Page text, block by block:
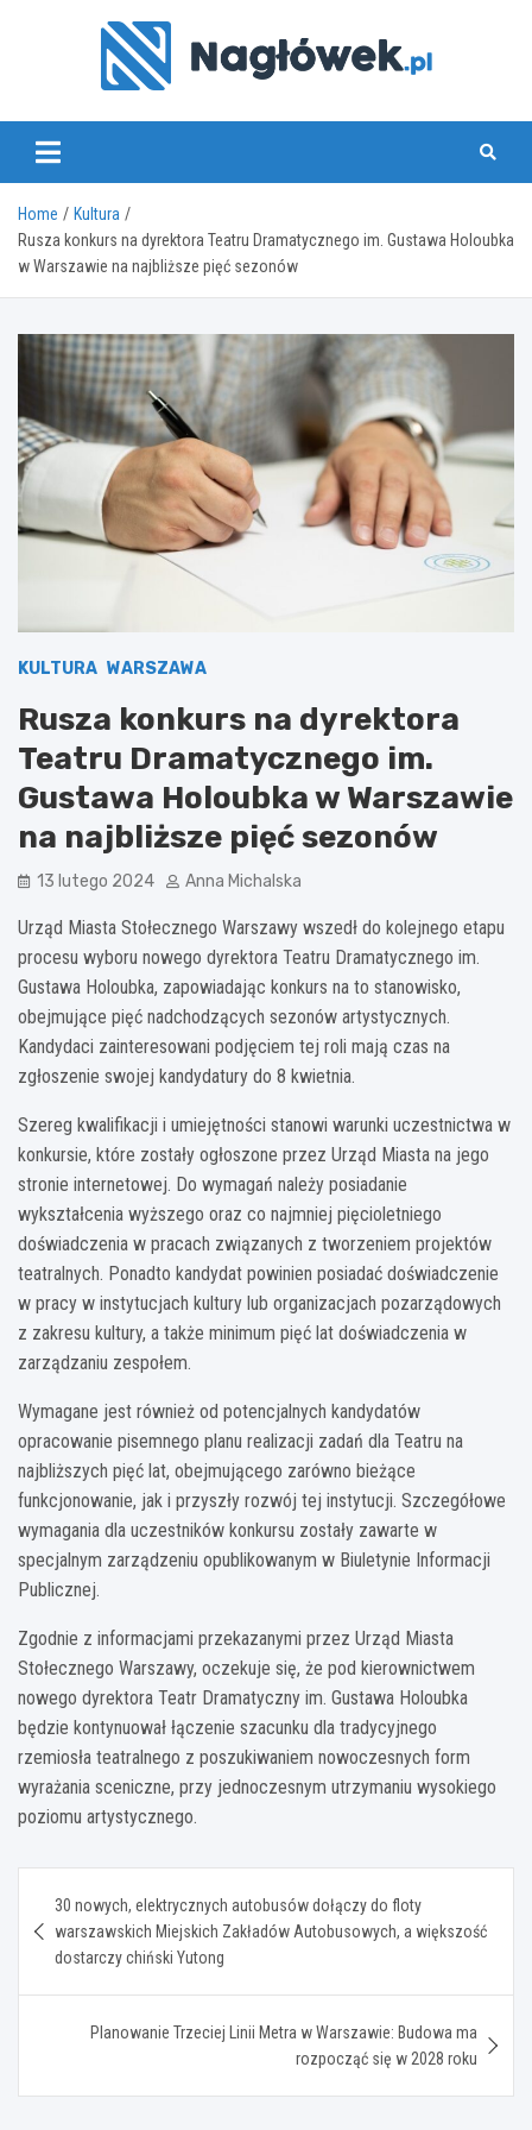
www.naglowek.pl
Home
Kultura
Rusza konkurs na dyrektora Teatru Dramatycznego im. Gustawa Holoubka
w Warszawie na najbliższe pięć sezonów
KULTURA WARSZAWA
Rusza konkurs na dyrektora
Teatru Dramatycznego im.
Gustawa Holoubka w Warszawie
na najbliższe pięć sezonów
13 lutego 2024 Anna Michalska
Urząd Miasta Stołecznego Warszawy wszedł do kolejnego etapu
procesu wyboru nowego dyrektora Teatru Dramatycznego im.
Gustawa Holoubka, zapowiadając konkurs na to stanowisko,
obejmujące pięć nadchodzących sezonów artystycznych.
Kandydaci zainteresowani podjęciem tej roli mają czas na
zgłoszenie swojej kandydatury do 8 kwietnia.
Szereg kwalifikacji i umiejętności stanowi warunki uczestnictwa w
konkursie, które zostały ogłoszone przez Urząd Miasta na jego
stronie internetowej. Do wymagań należy posiadanie
wykształcenia wyższego oraz co najmniej pięcioletniego
doświadczenia w pracach związanych z tworzeniem projektów
teatralnych. Ponadto kandydat powinien posiadać doświadczenie
w pracy w instytucjach kultury lub organizacjach pozarządowych
z zakresu kultury, a także minimum pięć lat doświadczenia w
zarządzaniu zespołem.
Wymagane jest również od potencjalnych kandydatów
opracowanie pisemnego planu realizacji zadań dla Teatru na
najbliższych pięć lat, obejmującego zarówno bieżące
funkcjonowanie, jak i przyszły rozwój tej instytucji. Szczegółowe
wymagania dla uczestników konkursu zostały zawarte w
specjalnym zarządzeniu opublikowanym w Biuletynie Informacji
Publicznej.
Zgodnie z informacjami przekazanymi przez Urząd Miasta
Stołecznego Warszawy, oczekuje się, że pod kierownictwem
nowego dyrektora Teatr Dramatyczny im. Gustawa Holoubka
będzie kontynuował łączenie szacunku dla tradycyjnego
rzemiosła teatralnego z poszukiwaniem nowoczesnych form
wyrażania sceniczne, przy jednoczesnym utrzymaniu wysokiego
poziomu artystycznego.
wpisu
30 nowych, elektrycznych autobusów dołączy do floty
warszawskich Miejskich Zakładów Autobusowych, a większość
dostarczy chiński Yutong
Planowanie Trzeciej Linii Metra w Warszawie: Budowa ma
rozpocząć się w 2028 roku